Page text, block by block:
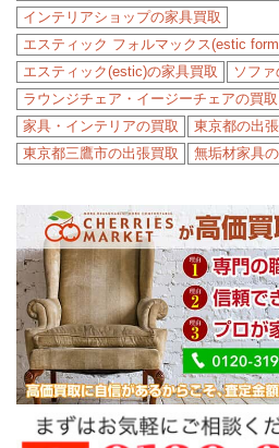
インテリアショップの家具買取
エスティック フォルマックス(estic
エスティック(estic)の家具買取
ソファ
ラウンジチェア・イージーチェアの買取
家具・インテリアの買取
東京都の出
東京都三鷹市の出張買取
無垢材家具